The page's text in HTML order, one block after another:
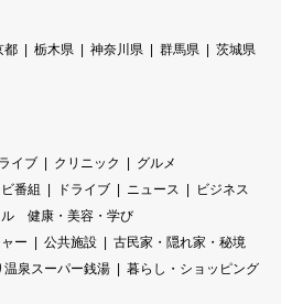
都 栃木県 神奈川県 群馬県
茨城県
イブ クリニック
グルメ
番組 ドライブ ニュース
ビジネス
ル 健康・美容・学び
ー 公共施設
古民家・隠れ家・秘境
温泉スーパー銭湯
暮らし・ショッピング